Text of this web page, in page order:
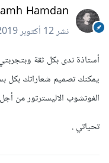
Hamdan
نشر12 أكتوبر 2019
يمكنك تصميم شعاراتك بكل
الفوتشوب الاليسترتور من
تحياتي .